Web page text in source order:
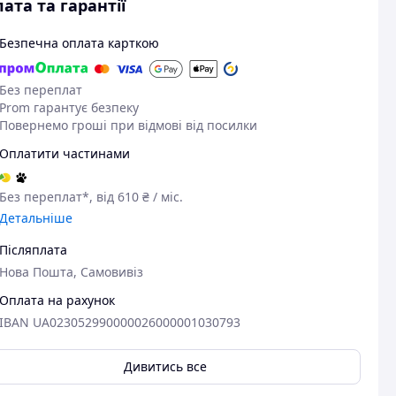
та гарантії
Безпечна оплата карткою
Без переплат
Prom гарантує безпеку
Повернемо гроші при відмові від посилки
Оплатити частинами
Без переплат*, від 610 ₴ / міс.
Детальніше
Післяплата
Нова Пошта, Самовивіз
Оплата на рахунок
IBAN UA023052990000026000001030793
Дивитись все